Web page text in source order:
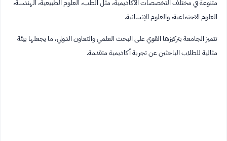
متنوعة في مختلف التخصصات الأكاديمية، مثل الطب، العلوم الطبيعية، الهندسة،
العلوم الاجتماعية، والعلوم الإنسانية.
تتميز الجامعة بتركيزها القوي على البحث العلمي والتعاون الدولي، ما يجعلها بيئة
مثالية للطلاب الباحثين عن تجربة أكاديمية متقدمة.